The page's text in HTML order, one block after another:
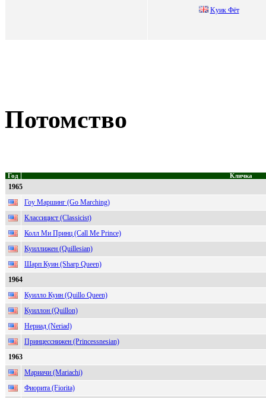
Kуик Фёт
Потомство
Год Кличка
1965
Гоу Маршинг (Go Marching)
Классицист (Classicist)
Колл Ми Принц (Call Me Prince)
Куиллижен (Quillesian)
Шарп Куин (Sharp Queen)
1964
Куилло Куин (Quillo Queen)
Куиллон (Quillon)
Нериад (Neriad)
Принцесснижен (Princessnesian)
1963
Мариачи (Mariachi)
Фиорита (Fiorita)